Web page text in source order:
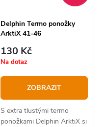
Delphin Termo ponožky
ArktiX 41-46
130 Kč
Na dotaz
ZOBRAZIT
S extra tlustými termo
ponožkami Delphin ArktiX si